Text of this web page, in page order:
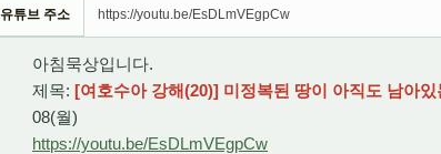
유튜브 주소 https://youtu.be/EsDLmVEgpCw
아침묵상입니다.
제목: [여호수아 강해(20)] 미정복된 땅이 아직도 남아
08(월)
https://youtu.be/EsDLmVEgpCw